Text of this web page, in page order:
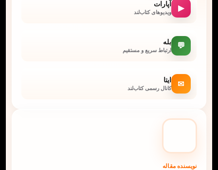
▶ آپارات
ویدیوهای کتاب‌لند
💬 بله
ارتباط سریع و مستقیم
✉ ایتا
کانال رسمی کتاب‌لند
نویسنده مقاله